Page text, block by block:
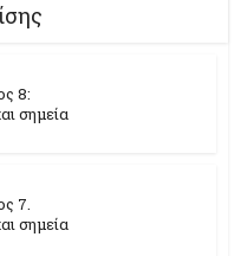
8:
σημεία
7.
σημεία